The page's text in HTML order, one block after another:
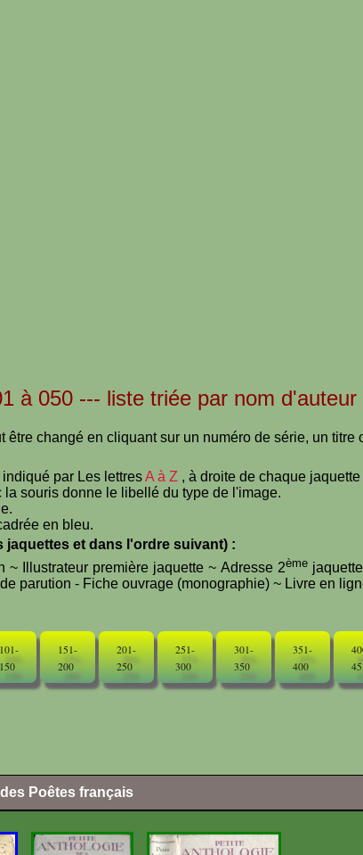
à 050 --- liste triée par nom d'auteur
être changé en cliquant sur un numéro de série, un titre
par Les lettresA à Z , à droite de chaque jaquette
la souris donne le libellé du type de l'image.
en bleu.
jaquettes et dans l'ordre suivant) :
~ Illustrateur première jaquette ~ Adresse 2ème
parution - Fiche ouvrage (monographie) ~ Livre en
101-
150
151-
200
201-
250
251-
300
301-
350
351-
400
Poêtes français